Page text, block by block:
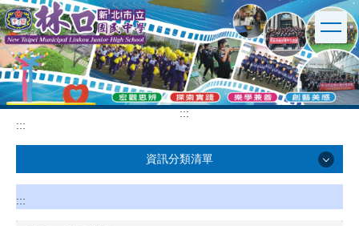
跳
到
主
要
內
容
區
:::
:::
資訊分類清單
:::